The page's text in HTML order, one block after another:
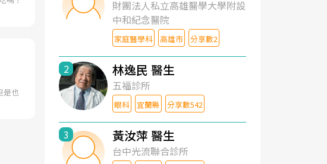
是也
財團法人私立高雄醫學大學附設
中和紀念醫院
家庭醫學科 高雄市 分享數2
2 林逸民 醫生
五福診所
眼科 宜蘭縣 分享數542
3 黃汝萍 醫生
台中光流聯合診所